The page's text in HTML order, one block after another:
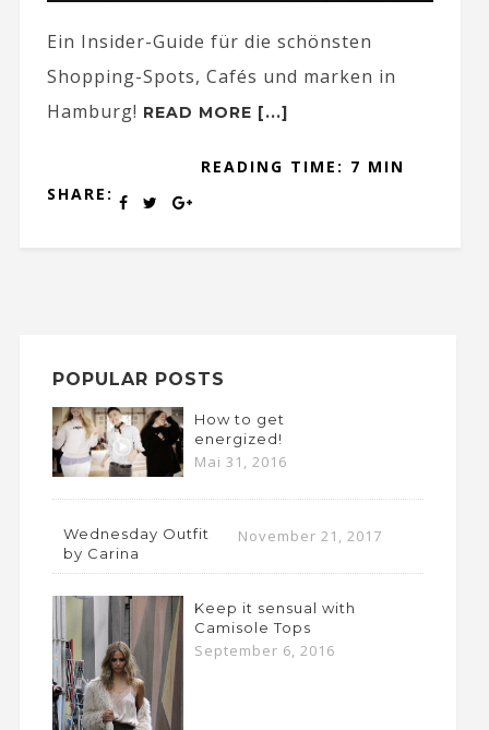
Ein Insider-Guide für die schönsten
Shopping-Spots, Cafés und marken in
Hamburg! READ MORE [...]
SHARE:
READING TIME: 7 MIN
POPULAR POSTS
How to get
energized!
Mai 31, 2016
Wednesday Outfit
by Carina
November 21, 2017
Keep it sensual with
Camisole Tops
September 6, 2016